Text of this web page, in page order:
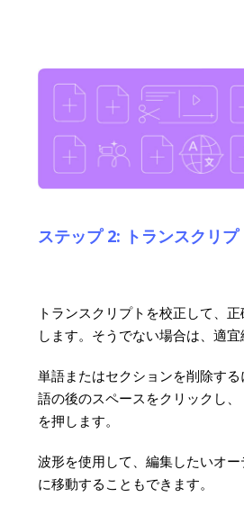
ステップ 2: トランスクリ
トランスクリプトを校正して、
します。そうでない場合は、適宜
単語またはセクションを削除す
語の後のスペースをクリックし、
を押します。
波形を使用して、編集したいオ
に移動することもできます。